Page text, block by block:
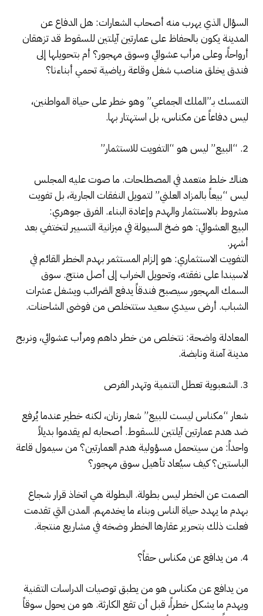
السؤال الذي يهرب منه أصحاب الشعارات: هل الدفاع عن
المدينة يكون بالحفاظ على عمارتين آيلتين للسقوط قد تزهقان
أرواحاً، وعلى مرأب عشوائي وسوق مهجور؟ أم بتحويلها إلى
فندق يخلق مناصب شغل وقاعة رياضية تحمي أبناءنا؟
التمسك بـ”الملك الجماعي” وهو خطر على حياة المواطنين،
ليس دفاعاً عن مكناس، بل استهتار بها.
2. “البيع” ليس هو “التفويت للاستثمار”
هناك خلط متعمد في المصطلحات. ما صوت عليه المجلس
ليس “بيعاً بالمزاد العلني” لتمويل النفقات الجارية، بل تفويت
مشروط بالاستثمار والهدم وإعادة البناء. الفرق جوهري:
البيع العشوائي: هو ضخ السيولة في ميزانية التسيير لتختفي بعد
أشهر.
التفويت الاستثماري: هو إلزام المستثمر بهدم الخطر القائم في
لاسيندا على نفقته، وتحويل الخراب إلى أصل منتج. سوق
السمك المهجور سيصبح فندقاً يدفع الضرائب ويشغل عشرات
الشباب. أرض سيدي سعيد ستتخلص من فوضى الشاحنات.
المعادلة واضحة: نتخلص من خطر داهم ومرأب عشوائي، ونربح
مدينة آمنة ونابضة.
3. الشعبوية تعطل التنمية وتهدر الفرص
شعار “مكناس ليست للبيع” شعار رنان، لكنه خطير عندما يُرفع
ضد هدم عمارتين آيلتين للسقوط. أصحابه لم يقدموا بديلاً
واحداً: من سيتحمل مسؤولية هدم العمارتين؟ من سيمول قاعة
الباستين؟ كيف سيُعاد تأهيل سوق مهجور؟
الصمت عن الخطر ليس بطولة. البطولة هي اتخاذ قرار شجاع
بهدم ما يهدد حياة الناس وبناء ما يخدمهم. المدن التي تقدمت
فعلت ذلك بتحرير عقارها الخطر وضخه في مشاريع منتجة.
4. من يدافع عن مكناس حقاً؟
من يدافع عن مكناس هو من يطبق توصيات الدراسات التقنية
ويهدم ما يشكل خطراً، قبل أن تقع الكارثة. هو من يحول سوقاً